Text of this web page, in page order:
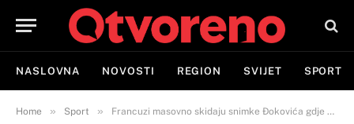
NASLOVNA NOVOSTI REGION SVIJET SPORT
Home » Sport » Francuzi masovno skidaju snimke Đokovića gdje poklanja reket dječaku